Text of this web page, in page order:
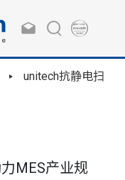
unitech抗静电扫描
MES产业规